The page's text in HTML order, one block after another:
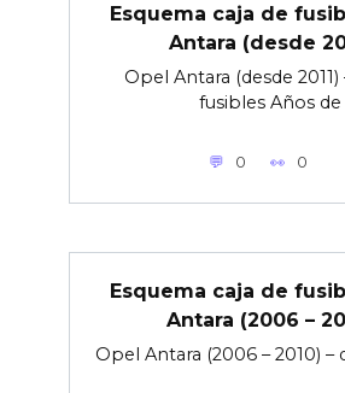
Esquema caja de
Antara (desde
Opel Antara (desde 2011)
fusibles Años de
0 0
Esquema caja de
Antara (2006 –
Opel Antara (2006 – 2010) –